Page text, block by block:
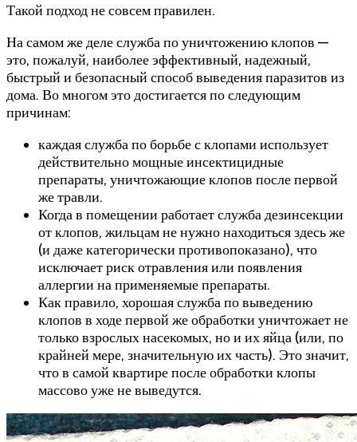
Такой подход не совсем правилен.
На самом же деле служба по уничтожению клопов —
это, пожалуй, наиболее эффективный, надежный,
быстрый и безопасный способ выведения паразитов из
дома. Во многом это достигается по следующим
причинам:
каждая служба по борьбе с клопами использует
действительно мощные инсектицидные
препараты, уничтожающие клопов после первой
же травли.
Когда в помещении работает служба дезинсекции
от клопов, жильцам не нужно находиться здесь же
(и даже категорически противопоказано), что
исключает риск отравления или появления
аллергии на применяемые препараты.
Как правило, хорошая служба по выведению
клопов в ходе первой же обработки уничтожает не
только взрослых насекомых, но и их яйца (или, по
крайней мере, значительную их часть). Это значит,
что в самой квартире после обработки клопы
массово уже не выведутся.